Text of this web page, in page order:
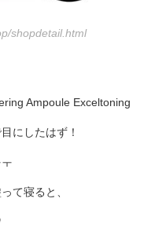
shopdetail.html
Ampoule Exceltoning
にしたはず！
て寝ると、